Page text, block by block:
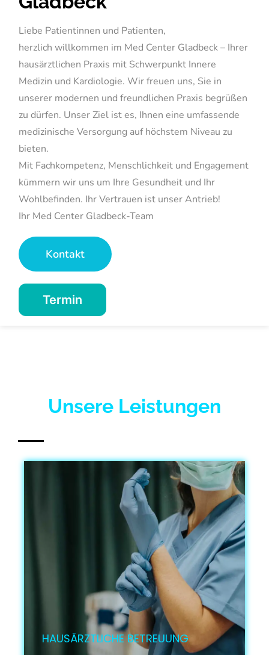
Liebe Patientinnen und Patienten,
herzlich willkommen im Med Center Gladbeck – Ihrer
hausärztlichen Praxis mit Schwerpunkt Innere
Medizin und Kardiologie. Wir freuen uns, Sie in
unserer modernen und freundlichen Praxis begrüßen
zu dürfen. Unser Ziel ist es, Ihnen eine umfassende
medizinische Versorgung auf höchstem Niveau zu
bieten.
Mit Fachkompetenz, Menschlichkeit und Engagement
kümmern wir uns um Ihre Gesundheit und Ihr
Wohlbefinden. Ihr Vertrauen ist unser Antrieb!
Ihr Med Center Gladbeck-Team
Kontakt
Termin
Unsere Leistungen
HAUSÄRZTLICHE BETREUUNG